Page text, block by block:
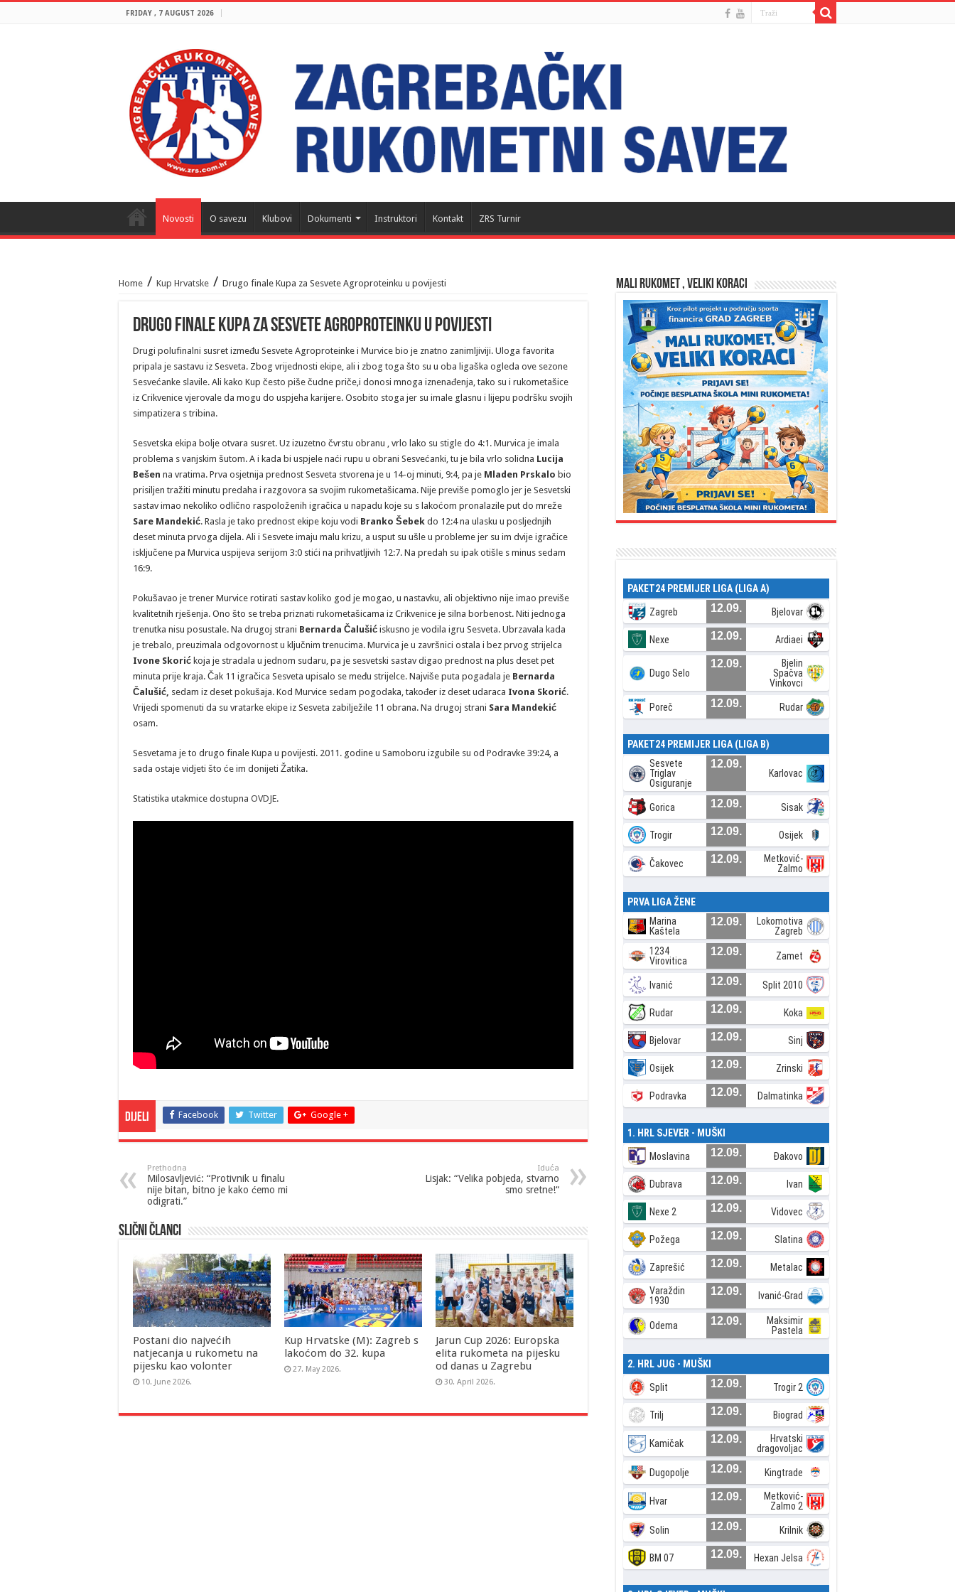
FRIDAY , 7 AUGUST 2026
Novosti O savezu Klubovi Dokumenti Instruktori Kontakt ZRS Turnir
Home / Kup Hrvatske / Drugo finale Kupa za Sesvete Agroproteinku u povijesti
Drugo finale Kupa za Sesvete Agroproteinku u povijesti
Drugi polufinalni susret između Sesvete Agroproteinke i Murvice bio je znatno zanimljiviji. Uloga favorita
pripala je sastavu iz Sesveta. Zbog vrijednosti ekipe, ali i zbog toga što su u oba ligaška ogleda ove sezone
Sesvećanke slavile. Ali kako Kup često piše čudne priče,i donosi mnoga iznenađenja, tako su i rukometašice
iz Crikvenice vjerovale da mogu do uspjeha karijere. Osobito stoga jer su imale glasnu i lijepu podršku svojih
simpatizera s tribina.
Sesvetska ekipa bolje otvara susret. Uz izuzetno čvrstu obranu , vrlo lako su stigle do 4:1. Murvica je imala
problema s vanjskim šutom. A i kada bi uspjele naći rupu u obrani Sesvećanki, tu je bila vrlo solidna Lucija
Bešen na vratima. Prva osjetnija prednost Sesveta stvorena je u 14-oj minuti, 9:4, pa je Mladen Prskalo bio
prisiljen tražiti minutu predaha i razgovora sa svojim rukometašicama. Nije previše pomoglo jer je Sesvetski
sastav imao nekoliko odlično raspoloženih igračica u napadu koje su s lakoćom pronalazile put do mreže
Sare Mandekić. Rasla je tako prednost ekipe koju vodi Branko Šebek do 12:4 na ulasku u posljednjih
deset minuta prvoga dijela. Ali i Sesvete imaju malu krizu, a usput su ušle u probleme jer su im dvije igračice
isključene pa Murvica uspijeva serijom 3:0 stići na prihvatljivih 12:7. Na predah su ipak otišle s minus sedam
16:9.
Pokušavao je trener Murvice rotirati sastav koliko god je mogao, u nastavku, ali objektivno nije imao previše
kvalitetnih rješenja. Ono što se treba priznati rukometašicama iz Crikvenice je silna borbenost. Niti jednoga
trenutka nisu posustale. Na drugoj strani Bernarda Čalušić iskusno je vodila igru Sesveta. Ubrzavala kada
je trebalo, preuzimala odgovornost u ključnim trenucima. Murvica je u završnici ostala i bez prvog strijelca
Ivone Skorić koja je stradala u jednom sudaru, pa je sesvetski sastav digao prednost na plus deset pet
minuta prije kraja. Čak 11 igračica Sesveta upisalo se među strijelce. Najviše puta pogađala je Bernarda
Čalušić, sedam iz deset pokušaja. Kod Murvice sedam pogodaka, također iz deset udaraca Ivona Skorić.
Vrijedi spomenuti da su vratarke ekipe iz Sesveta zabilježile 11 obrana. Na drugoj strani Sara Mandekić
osam.
Sesvetama je to drugo finale Kupa u povijesti. 2011. godine u Samoboru izgubile su od Podravke 39:24, a
sada ostaje vidjeti što će im donijeti Žatika.
Statistika utakmice dostupna OVDJE.
Dijeli Facebook Twitter Google +
Prethodna
Milosavljević: “Protivnik u finalu
nije bitan, bitno je kako ćemo mi
odigrati.”
Iduća
Lisjak: “Velika pobjeda, stvarno
smo sretne!“
Slični članci
Postani dio najvećih
natjecanja u rukometu na
pijesku kao volonter
10. June 2026.
Kup Hrvatske (M): Zagreb s
lakoćom do 32. kupa
27. May 2026.
Jarun Cup 2026: Europska
elita rukometa na pijesku
od danas u Zagrebu
30. April 2026.
MALI RUKOMET , VELIKI KORACI
PAKET24 PREMIJER LIGA (LIGA A)
Zagreb 12.09. Bjelovar
Nexe 12.09. Ardiaei
Dugo Selo
12.09.
Bjelin
Spačva
Vinkovci
Poreč 12.09. Rudar
PAKET24 PREMIJER LIGA (LIGA B)
Sesvete
Triglav
Osiguranje
12.09.
Karlovac
Gorica 12.09. Sisak
Trogir 12.09. Osijek
Čakovec 12.09.
Metković-
Zalmo
PRVA LIGA ŽENE
Marina
Kaštela
12.09.
Lokomotiva
Zagreb
1234
Virovitica
12.09. Zamet
Ivanić 12.09. Split 2010
Rudar 12.09. Koka
Bjelovar 12.09. Sinj
Osijek 12.09. Zrinski
Podravka 12.09. Dalmatinka
1. HRL SJEVER - MUŠKI
Moslavina 12.09. Đakovo
Dubrava 12.09. Ivan
Nexe 2 12.09. Vidovec
Požega 12.09. Slatina
Zaprešić 12.09. Metalac
Varaždin
1930
12.09. Ivanić-Grad
Odema 12.09.
Maksimir
Pastela
2. HRL JUG - MUŠKI
Split 12.09. Trogir 2
Trilj 12.09. Biograd
Kamičak 12.09.
Hrvatski
dragovoljac
Dugopolje 12.09. Kingtrade
Hvar 12.09.
Metković-
Zalmo 2
Solin 12.09. Krilnik
BM 07 12.09. Hexan Jelsa